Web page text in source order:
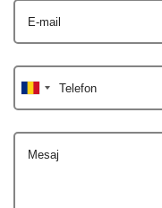
E-mail
Telefon
Mesaj